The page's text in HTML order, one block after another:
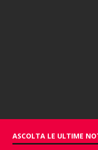
ASCOLTA LE ULTIME